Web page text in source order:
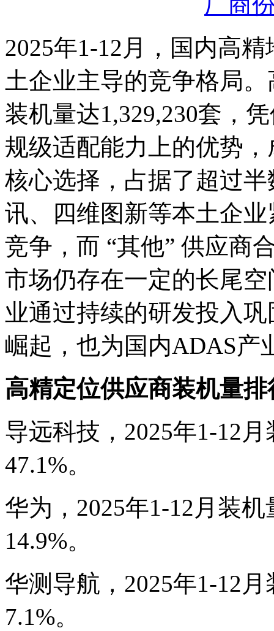
2025年1-12月，国内高
土企业主导的竞争格局
装机量达1,329,230套，
规级适配能力上的优势
核心选择，占据了超过
讯、四维图新等本土企
竞争，而 “其他” 供应商
市场仍存在一定的长尾
业通过持续的研发投入
崛起，也为国内ADAS产
高精定位供应商装机量排
导远科技，2025年1-12
47.1%。
华为，2025年1-12月装
14.9%。
华测导航，2025年1-12
7.1%。